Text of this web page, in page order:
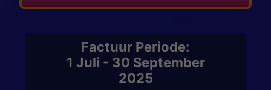
Factuur Periode:
1 Juli - 30 September
2025